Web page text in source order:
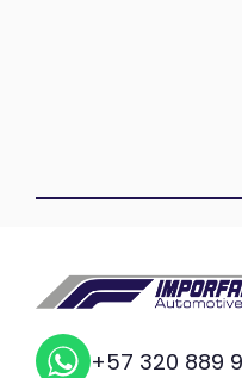
+57 320 889